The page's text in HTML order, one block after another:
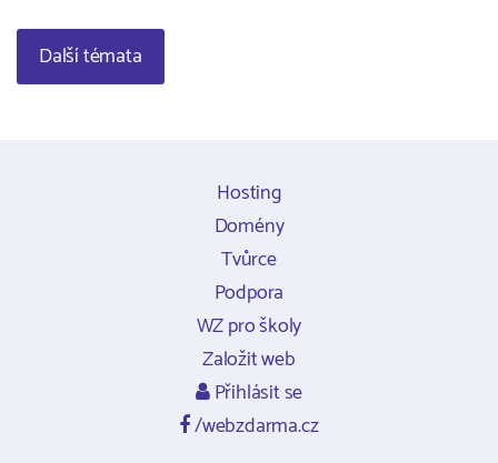
Další témata
Hosting
Domény
Tvůrce
Podpora
WZ pro školy
Založit web
Přihlásit se
/webzdarma.cz